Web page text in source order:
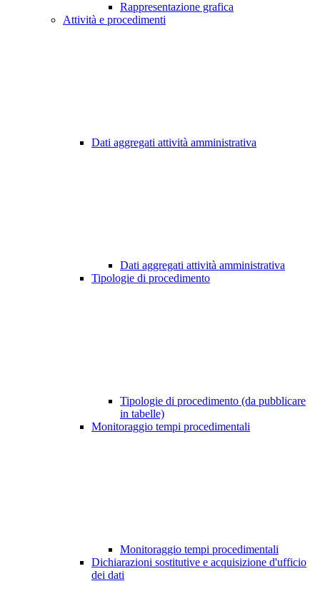
Rappresentazione grafica
Attività e procedimenti
Dati aggregati attività amministrativa
Dati aggregati attività amministrativa
Tipologie di procedimento
Tipologie di procedimento (da pubblicare
in tabelle)
Monitoraggio tempi procedimentali
Monitoraggio tempi procedimentali
Dichiarazioni sostitutive e acquisizione d'ufficio
dei dati